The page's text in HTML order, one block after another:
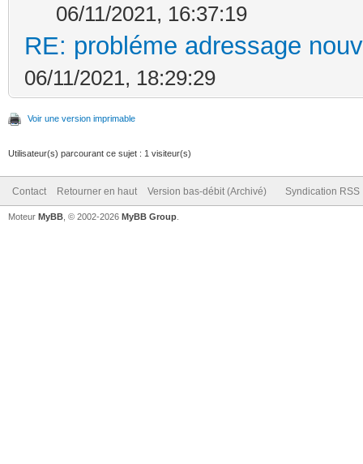
06/11/2021, 16:37:19
RE: probléme adressage
06/11/2021, 18:29:29
Voir une version imprimable
Utilisateur(s) parcourant ce sujet : 1 visiteur(s)
Contact Retourner en haut Version bas-débit (Archivé) Syndication RSS
Moteur MyBB , © 2002-2026 MyBB Group